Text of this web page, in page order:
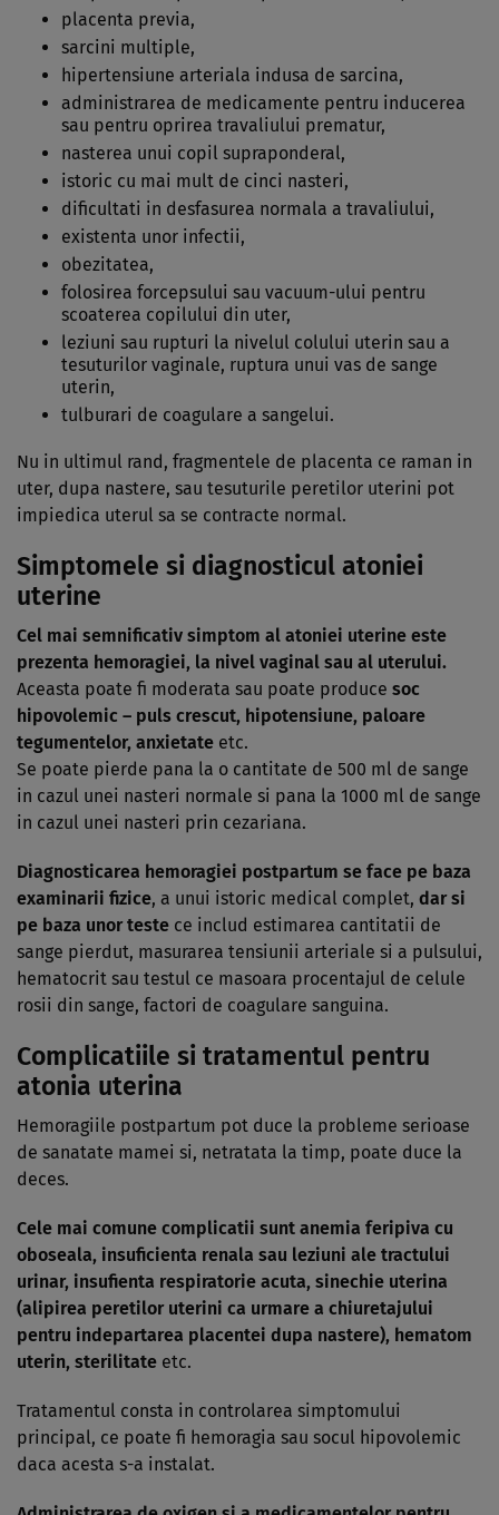
placenta previa,
sarcini multiple,
hipertensiune arteriala indusa de sarcina,
administrarea de medicamente pentru inducerea
sau pentru oprirea travaliului prematur,
nasterea unui copil supraponderal,
istoric cu mai mult de cinci nasteri,
dificultati in desfasurea normala a travaliului,
existenta unor infectii,
obezitatea,
folosirea forcepsului sau vacuum-ului pentru
scoaterea copilului din uter,
leziuni sau rupturi la nivelul colului uterin sau a
tesuturilor vaginale, ruptura unui vas de sange
uterin,
tulburari de coagulare a sangelui.
Nu in ultimul rand, fragmentele de placenta ce raman in
uter, dupa nastere, sau tesuturile peretilor uterini pot
impiedica uterul sa se contracte normal.
Simptomele si diagnosticul atoniei
uterine
Cel mai semnificativ simptom al atoniei uterine este
prezenta hemoragiei, la nivel vaginal sau al uterului.
Aceasta poate fi moderata sau poate produce soc
hipovolemic – puls crescut, hipotensiune, paloare
tegumentelor, anxietate etc.
Se poate pierde pana la o cantitate de 500 ml de sange
in cazul unei nasteri normale si pana la 1000 ml de sange
in cazul unei nasteri prin cezariana.
Diagnosticarea hemoragiei postpartum se face pe baza
examinarii fizice, a unui istoric medical complet, dar si
pe baza unor teste ce includ estimarea cantitatii de
sange pierdut, masurarea tensiunii arteriale si a pulsului,
hematocrit sau testul ce masoara procentajul de celule
rosii din sange, factori de coagulare sanguina.
Complicatiile si tratamentul pentru
atonia uterina
Hemoragiile postpartum pot duce la probleme serioase
de sanatate mamei si, netratata la timp, poate duce la
deces.
Cele mai comune complicatii sunt anemia feripiva cu
oboseala, insuficienta renala sau leziuni ale tractului
urinar, insufienta respiratorie acuta, sinechie uterina
(alipirea peretilor uterini ca urmare a chiuretajului
pentru indepartarea placentei dupa nastere), hematom
uterin, sterilitate etc.
Tratamentul consta in controlarea simptomului
principal, ce poate fi hemoragia sau socul hipovolemic
daca acesta s-a instalat.